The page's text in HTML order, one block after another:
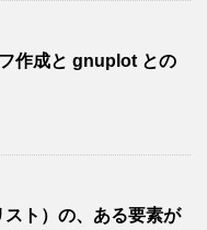
作成と gnuplot との
ト）の、ある要素が